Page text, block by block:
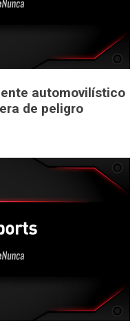
automovilístico
de peligro